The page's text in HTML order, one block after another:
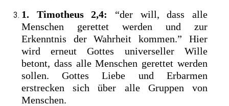
1. Timotheus 2,4:
“der will, dass alle
Menschen gerettet werden und zur
Erkenntnis der Wahrheit kommen.” Hier
wird erneut Gottes universeller Wille
betont, dass alle Menschen gerettet werden
sollen. Gottes Liebe und Erbarmen
erstrecken sich über alle Gruppen von
Menschen.